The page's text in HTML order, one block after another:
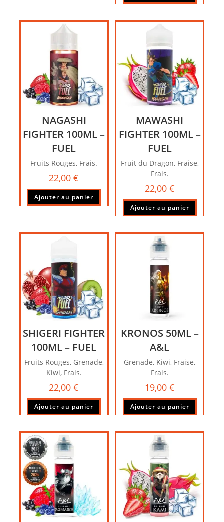
NAGASHI
FIGHTER 100ML –
FUEL
Fruits Rouges, Frais.
22,00€
Ajouter au panier
MAWASHI
FIGHTER 100ML –
FUEL
Fruit du Dragon, Fraise,
Frais.
22,00 €
Ajouter au panier
SHIGERI FIGHTER
100ML – FUEL
Fruits Rouges, Grenade,
Kiwi, Frais.
22,00€
Ajouter au panier
KRONOS 50ML –
A&L
Grenade, Kiwi, Fraise,
Frais.
19,00 €
Ajouter au panier